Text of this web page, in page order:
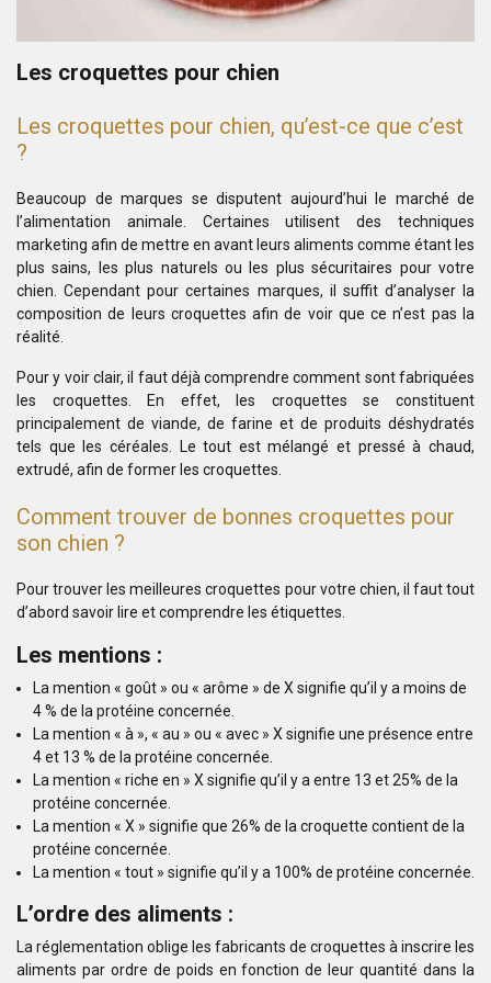
Les croquettes pour chien
Les croquettes pour chien, qu’est-ce que c’est
?
Beaucoup de marques se disputent aujourd’hui le marché de
l’alimentation animale. Certaines utilisent des techniques
marketing afin de mettre en avant leurs aliments comme étant les
plus sains, les plus naturels ou les plus sécuritaires pour votre
chien. Cependant pour certaines marques, il suffit d’analyser la
composition de leurs croquettes afin de voir que ce n’est pas la
réalité.
Pour y voir clair, il faut déjà comprendre comment sont fabriquées
les croquettes. En effet, les croquettes se constituent
principalement de viande, de farine et de produits déshydratés
tels que les céréales. Le tout est mélangé et pressé à chaud,
extrudé, afin de former les croquettes.
Comment trouver de bonnes croquettes pour
son chien ?
Pour trouver les meilleures croquettes pour votre chien, il faut tout
d’abord savoir lire et comprendre les étiquettes.
Les mentions :
La mention « goût » ou « arôme » de X signifie qu’il y a moins de
4 % de la protéine concernée.
La mention « à », « au » ou « avec » X signifie une présence entre
4 et 13 % de la protéine concernée.
La mention « riche en » X signifie qu’il y a entre 13 et 25% de la
protéine concernée.
​La mention « X » signifie que 26% de la croquette contient de la
protéine concernée.
La mention « tout » signifie qu’il y a 100% de protéine concernée.
L’ordre des aliments :
La réglementation oblige les fabricants de croquettes à inscrire les
aliments par ordre de poids en fonction de leur quantité dans la